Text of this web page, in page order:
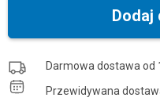
Dodaj
Darmowa dostawa od
Przewidywana